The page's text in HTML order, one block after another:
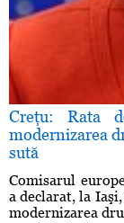
Creţu: Rata
modernizarea
sută
Comisarul
a declarat, la
modernizarea